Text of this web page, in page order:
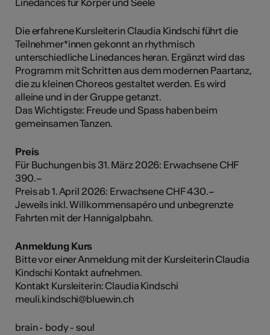
Die erfahrene Kursleiterin Claudia Kindschi führt die
Teilnehmer*innen gekonnt an rhythmisch
unterschiedliche Linedances heran. Ergänzt wird das
Programm mit Schritten aus dem modernen Paartanz,
die zu kleinen Choreos gestaltet werden. Es wird
alleine und in der Gruppe getanzt.
Das Wichtigste: Freude und Spass haben beim
gemeinsamen Tanzen.
Preis
Für Buchungen bis 31. März 2026: Erwachsene CHF
390.–
Preis ab 1. April 2026: Erwachsene CHF 430.–
Jeweils inkl. Willkommensapéro und unbegrenzte
Fahrten mit der Hannigalpbahn.
Anmeldung Kurs
Bitte vor einer Anmeldung mit der Kursleiterin Claudia
Kindschi Kontakt aufnehmen.
Kontakt Kursleiterin: Claudia Kindschi
meuli.kindschi@bluewin.ch
brain - body - soul